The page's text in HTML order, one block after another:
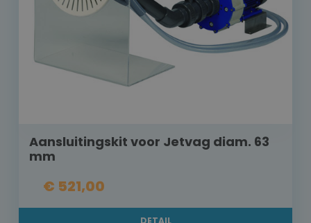
Aansluitingskit voor Jetvag diam. 63
mm
€ 521,00